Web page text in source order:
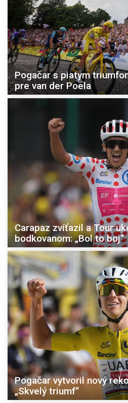
Pogačar s piatym
pre van der Poela
Carapaz zvíťazil a Tour
bodkovanom: „Bol to boj“
Pogačar vytvoril nový
„Skvelý triumf“